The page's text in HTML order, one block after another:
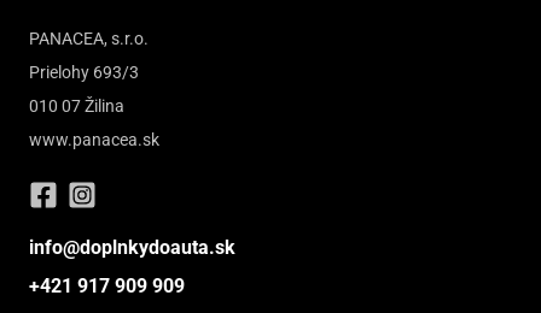
PANACEA, s.r.o.
Prielohy 693/3
010 07 Žilina
www.panacea.sk
info@doplnkydoauta.sk
+421 917 909 909